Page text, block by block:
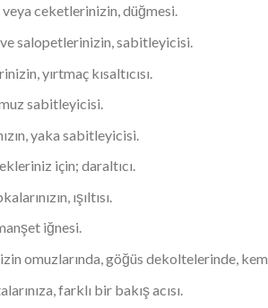
ceketlerinizin, düğmesi.
ve salopetlerinizin, sabitleyicisi.
yırtmaç kısaltıcısı.
sabitleyicisi.
yaka sabitleyicisi.
için; daraltıcı.
ışıltısı.
iğnesi.
omuzlarında, göğüs dekoltelerinde,
farklı bir bakış acısı.